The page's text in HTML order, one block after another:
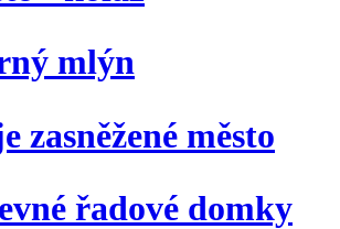
mlýn
zasněžené město
řadové domky